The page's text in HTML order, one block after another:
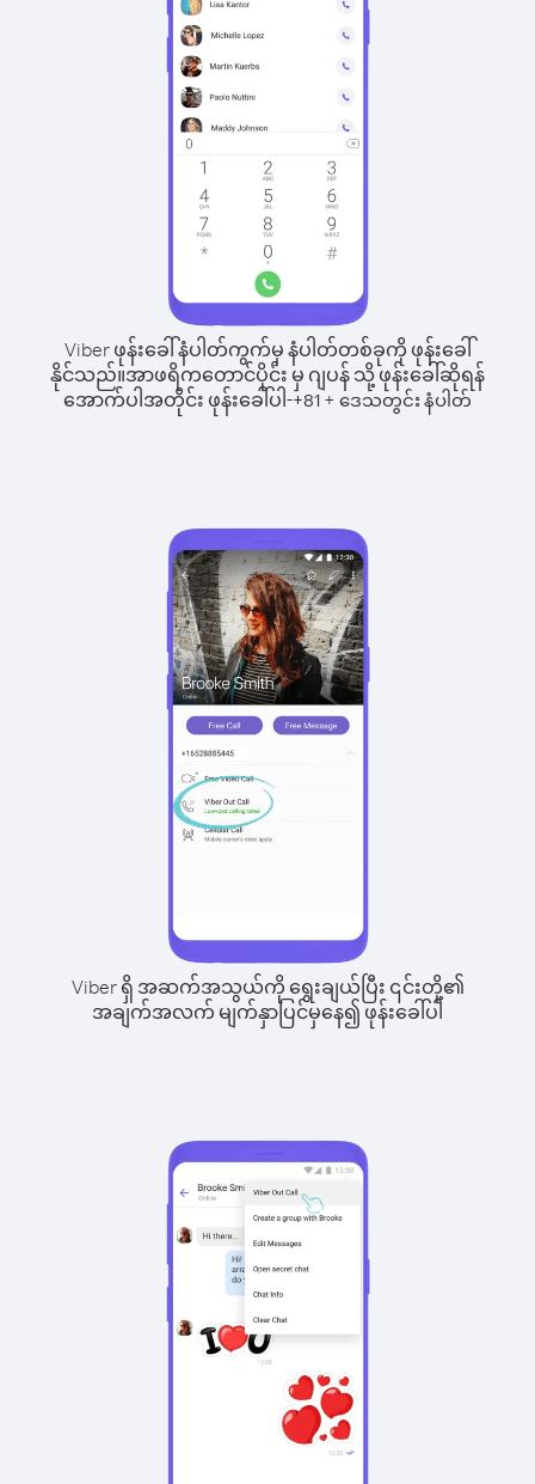
Viber ဖုန်းခေါ်နံပါတ်ကွက်မှ နံပါတ်တစ်ခုကို ဖုန်းခေါ်
နိုင်သည်။အာဖရိကတောင်ပိုင်း မှ ဂျပန် သို့ ဖုန်းခေါ်ဆိုရန်
အောက်ပါအတိုင်း ဖုန်းခေါ်ပါ-+81 + ဒေသတွင်း နံပါတ်
Viber ရှိ အဆက်အသွယ်ကို ရွေးချယ်ပြီး ၎င်းတို့၏
အချက်အလက် မျက်နှာပြင်မှနေ၍ ဖုန်းခေါ်ပါ